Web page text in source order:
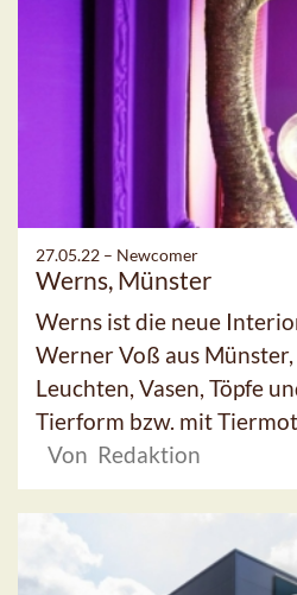
27.05.22 – Newcomer
Werns, Münster
Werns ist die neue
Werner Voß aus
Leuchten, Vasen, Töpfe
Tierform bzw. mit
Von Redaktion